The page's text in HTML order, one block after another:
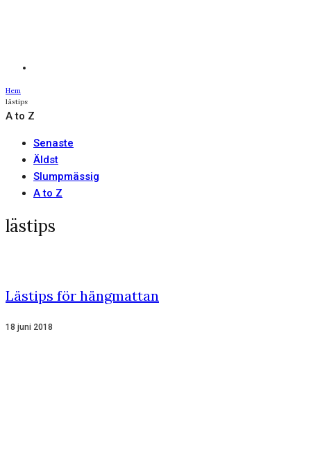
Hem
lästips
A to Z
Senaste
Äldst
Slumpmässig
A to Z
lästips
Lästips för hängmattan
18 juni 2018